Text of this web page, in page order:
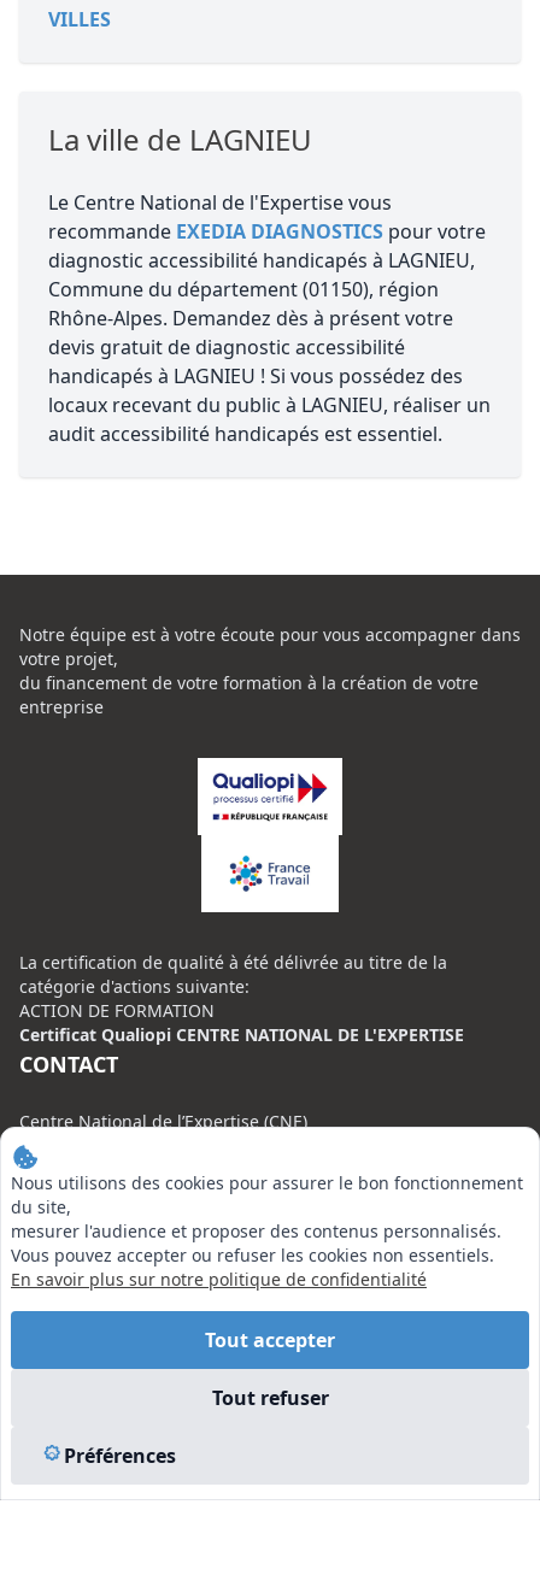
VILLES
La ville de LAGNIEU
Le Centre National de l'Expertise vous
recommande EXEDIA DIAGNOSTICS pour votre
diagnostic accessibilité handicapés à LAGNIEU,
Commune du département (01150), région
Rhône-Alpes. Demandez dès à présent votre
devis gratuit de diagnostic accessibilité
handicapés à LAGNIEU ! Si vous possédez des
locaux recevant du public à LAGNIEU, réaliser un
audit accessibilité handicapés est essentiel.
Nous utilisons des cookies pour assurer le bon fonctionnement
du site,
mesurer l'audience et proposer des contenus personnalisés.
Vous pouvez accepter ou refuser les cookies non essentiels.
En savoir plus sur notre politique de confidentialité
Tout accepter
Tout refuser
Préférences
Notre équipe est à votre écoute pour vous accompagner dans
votre projet,
du financement de votre formation à la création de votre
entreprise
La certification de qualité à été délivrée au titre de la
catégorie d'actions suivante:
ACTION DE FORMATION
Certificat Qualiopi CENTRE NATIONAL DE L'EXPERTISE
CONTACT
Centre National de l’Expertise (CNE)
20 rue Henri Regnault, 75008 Paris
N°VERT : 0800 00 80 89
EN SAVOIR PLUS
Liens utiles
Mentions légales